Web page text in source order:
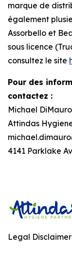
marque de
également
Assorbello et
sous licence
consultez le site
Pour des
contactez :
Michael DiMauro
Attindas
4141 Parklake
Legal